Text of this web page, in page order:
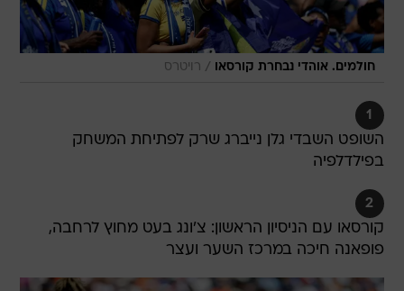
חולמים. אוהדי נבחרת קורסאו / רויטרס
1
השופט השבדי גלן נייברג שרק לפתיחת המשחק
בפילדלפיה
2
קורסאו עם הניסיון הראשון: צ'ונג בעט מחוץ לרחבה,
פופאנה חיכה במרכז השער ועצר